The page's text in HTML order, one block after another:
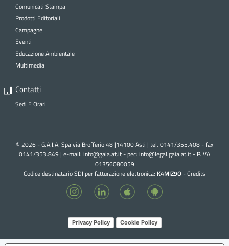
Comunicati Stampa
Prodotti Editoriali
Campagne
Eventi
Educazione Ambientale
Multimedia
Contatti
Sedi E Orari
© 2026 - G.A.I.A. Spa via Brofferio 48 |14100 Asti | tel. 0141/355.408 - fax
0141/353.849 | e-mail: info@gaia.at.it - pec: info@legal.gaia.at.it- P.IVA
01356080059
Codice destinatario SDI per fatturazione elettronica: K4MIZ9O-Credits
Privacy Policy Cookie Policy